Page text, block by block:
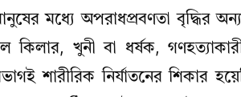
মধ্যে অপরাধপ্রবণতা বৃদ্ধির
কিলার, খুনী বা ধর্ষক,
শারীরিক নির্যাতনের শিকার